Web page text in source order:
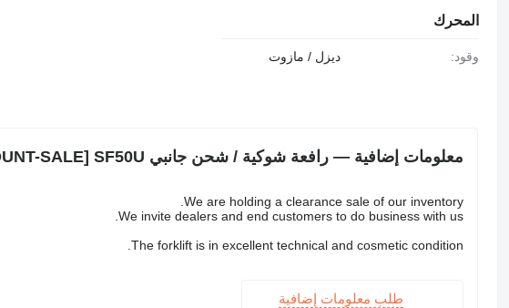
المحرك
وقود: ديزل / مازوت
معلومات إضافية — رافعة شوكية / شحن جانبي Fantuzzi [DISCOUNT-SALE] SF50U
We are holding a clearance sale of our inventory.
We invite dealers and end customers to do business with us.
The forklift is in excellent technical and cosmetic condition.
طلب معلومات إضافية